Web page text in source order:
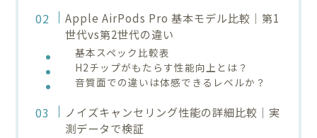
Apple AirPods Pro 基本モデル比較｜第1
世代vs第2世代の違い
基本スペック比較表
H2チップがもたらす性能向上とは？
音質面での違いは体感できるレベルか？
ノイズキャンセリング性能の詳細比較｜実
測データで検証